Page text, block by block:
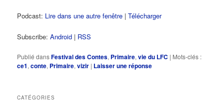
Podcast: Lire dans une autre fenêtre |Télécharger
Subscribe:Android | RSS
Publié dansFestival des Contes, Primaire,vie du LFC | Mots-clés :
ce1,conte, Primaire,vizir | Laisser une réponse
CATÉGORIES